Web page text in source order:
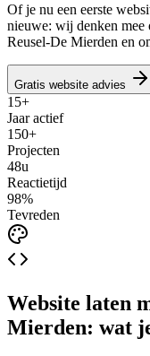
Of je nu een eerste
nieuwe: wij denken mee
Reusel-De Mierden en
Gratis website advies
15+
Jaar actief
150+
Projecten
48u
Reactietijd
98%
Tevreden
Website laten
Mierden: wat